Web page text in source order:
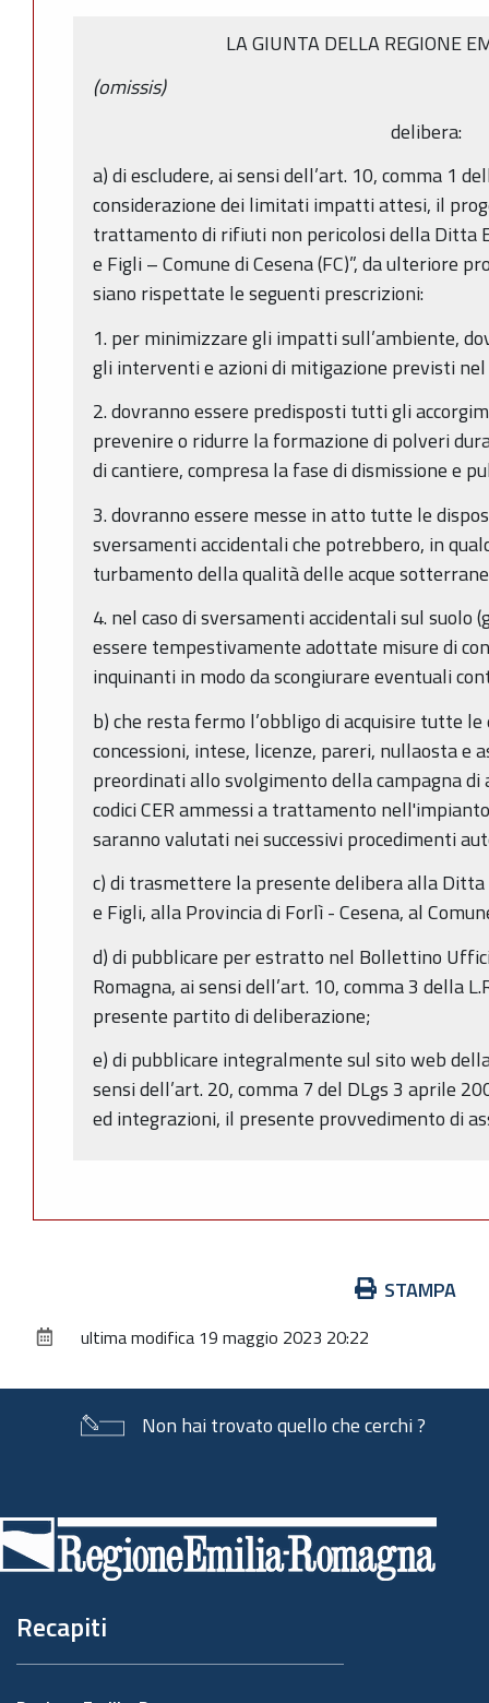
LA GIUNTA DELLA REGIONE
(omissis)
delibera:
a) di escludere, ai sensi dell’art. 10, comma 1
considerazione dei limitati impatti attesi, il
trattamento di rifiuti non pericolosi della Ditta
e Figli – Comune di Cesena (FC)”, da ulteriore
siano rispettate le seguenti prescrizioni:
1. per minimizzare gli impatti sull’ambiente,
gli interventi e azioni di mitigazione previsti
2. dovranno essere predisposti tutti gli
prevenire o ridurre la formazione di polveri
di cantiere, compresa la fase di dismissione e
3. dovranno essere messe in atto tutte le
sversamenti accidentali che potrebbero, in
turbamento della qualità delle acque
4. nel caso di sversamenti accidentali sul suolo
essere tempestivamente adottate misure di
inquinanti in modo da scongiurare eventuali
b) che resta fermo l’obbligo di acquisire tutte
concessioni, intese, licenze, pareri, nullaosta e
preordinati allo svolgimento della campagna
codici CER ammessi a trattamento
saranno valutati nei successivi procedimenti
c) di trasmettere la presente delibera alla
e Figli, alla Provincia di Forlì - Cesena, al
d) di pubblicare per estratto nel Bollettino
Romagna, ai sensi dell’art. 10, comma 3 della
presente partito di deliberazione;
e) di pubblicare integralmente sul sito web
sensi dell’art. 20, comma 7 del DLgs 3 aprile
ed integrazioni, il presente provvedimento di
documento
STAMPA
ultima modifica 19 maggio 2023 20:22
Non hai trovato quello che cerchi ?
di
pagina
Recapiti